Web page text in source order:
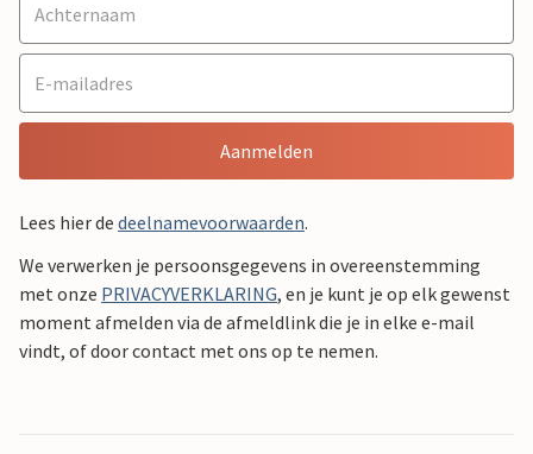
Aanmelden
Lees hier de deelnamevoorwaarden.
We verwerken je persoonsgegevens in overeenstemming
met onze PRIVACYVERKLARING, en je kunt je op elk gewenst
moment afmelden via de afmeldlink die je in elke e-mail
vindt, of door contact met ons op te nemen.